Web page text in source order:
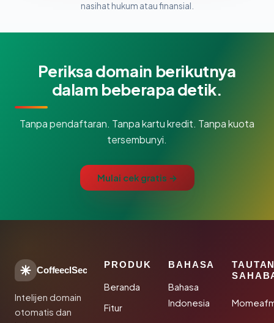
nasihat hukum atau finansial.
Periksa domain berikutnya
dalam beberapa detik.
Tanpa pendaftaran. Tanpa kartu kredit. Tanpa kuota
tersembunyi.
Mulai cek gratis →
CoffeeclSec
Intelijen domain
otomatis dan
PRODUK
Beranda
Fitur
BAHASA
Bahasa
Indonesia